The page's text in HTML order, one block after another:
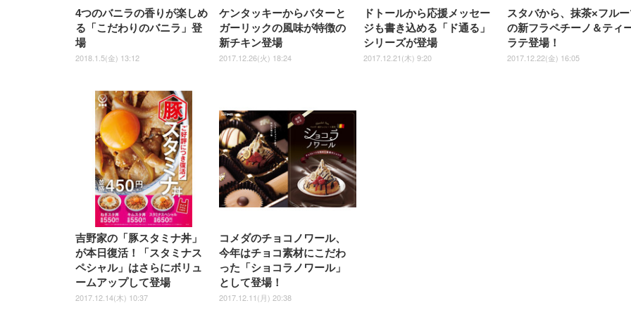
4つのバニラの香りが楽しめ
る「こだわりのバニラ」登
場
2018.1.5(金) 13:12
ケンタッキーからバターと
ガーリックの風味が特徴の
新チキン登場
2017.12.26(火) 18:24
ドトールから応援メッセー
ジも書き込める「ド通る」
シリーズが登場
2017.12.21(木) 9:20
スタバから、抹茶×フル
の新フラペチーノ＆ティ
ラテ登場！
2017.12.22(金) 16:05
吉野家の「豚スタミナ丼」
が本日復活！「スタミナス
ペシャル」はさらにボリュ
ームアップして登場
2017.12.14(木) 10:37
コメダのチョコノワール、
今年はチョコ素材にこだわ
った「ショコラノワール」
として登場！
2017.12.11(月) 20:38